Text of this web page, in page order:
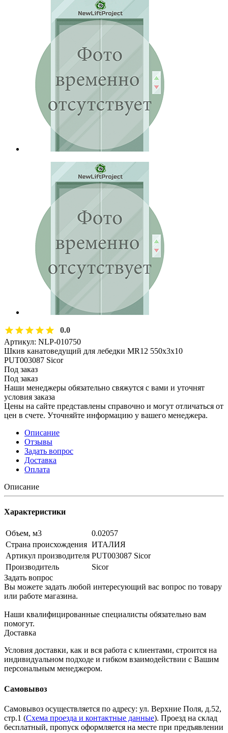
0.0
Артикул: NLP-010750
Шкив канатоведущий для лебедки MR12 550х3х10
PUT003087 Sicor
Под заказ
Под заказ
Наши менеджеры обязательно свяжутся с вами и уточнят
условия заказа
Цены на сайте представлены справочно и могут отличаться от
цен в счете. Уточняйте информацию у вашего менеджера.
Описание
Отзывы
Задать вопрос
Доставка
Оплата
Описание
Характеристики
Объем, м3
0.02057
Страна происхождения ИТАЛИЯ
Артикул производителя PUT003087 Sicor
Производитель
Sicor
Задать вопрос
Вы можете задать любой интересующий вас вопрос по товару
или работе магазина.
Наши квалифицированные специалисты обязательно вам
помогут.
Доставка
Условия доставки, как и вся работа с клиентами, строится на
индивидуальном подходе и гибком взаимодействии с Вашим
персональным менеджером.
Самовывоз
Самовывоз осуществляется по адресу: ул. Верхние Поля, д.52,
стр.1 (Схема проезда и контактные данные). Проезд на склад
бесплатный, пропуск оформляется на месте при предъявлении